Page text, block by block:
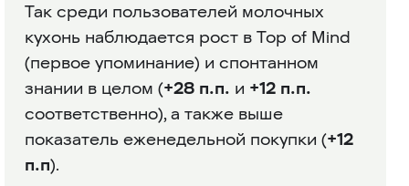
Так среди пользователей молочных
кухонь наблюдается рост в Top of Mind
(первое упоминание) и спонтанном
знании в целом (+28 п.п. и +12 п.п.
соответственно), а также выше
показатель еженедельной покупки (+12
п.п).